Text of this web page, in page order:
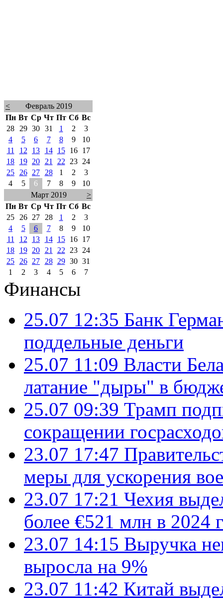
<
Февраль 2019
Пн Вт Ср Чт Пт Сб Вс
28
29 30 31 1 2
3
4
5 6 7 8 9
10
11
12 13 14 15 16
17
18
19 20 21 22 23
24
25
26 27 28 1 2
3
4
5 6 7 8 9
10
Март 2019
>
Пн Вт Ср Чт Пт Сб Вс
25
26 27 28 1 2
3
4
5 6 7 8 9
10
11
12 13 14 15 16
17
18
19 20 21 22 23
24
25
26 27 28 29 30 31
1
2 3 4 5 6 7
Финансы
25.07 12:35 Банк
поддельные деньги
25.07 11:09 Власти
латание "дыры" в
25.07 09:39 Трамп
сокращении
23.07 17:47
меры для ускорения
23.07 17:21 Чехия
более €521 млн в 2024
23.07 14:15 Выручка
выросла на 9%
23.07 11:42 Китай